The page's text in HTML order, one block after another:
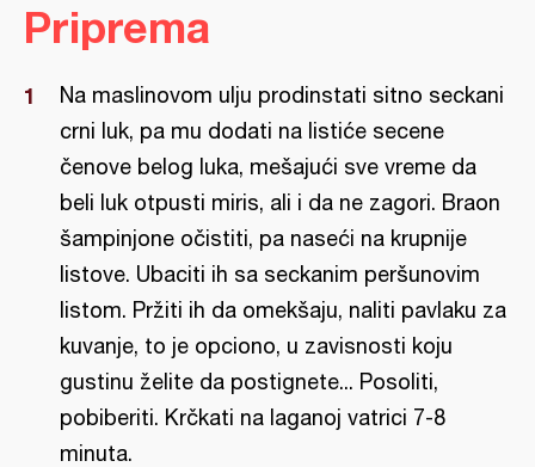
Priprema
Na maslinovom ulju prodinstati sitno seckani
crni luk, pa mu dodati na listiće secene
čenove belog luka, mešajući sve vreme da
beli luk otpusti miris, ali i da ne zagori. Braon
šampinjone očistiti, pa naseći na krupnije
listove. Ubaciti ih sa seckanim peršunovim
listom. Pržiti ih da omekšaju, naliti pavlaku za
kuvanje, to je opciono, u zavisnosti koju
gustinu želite da postignete... Posoliti,
pobiberiti. Krčkati na laganoj vatrici 7-8
minuta.